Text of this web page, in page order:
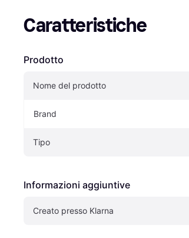
Caratteristiche
Prodotto
Nome del prodotto
Brand
Tipo
Informazioni aggiuntive
Creato presso Klarna